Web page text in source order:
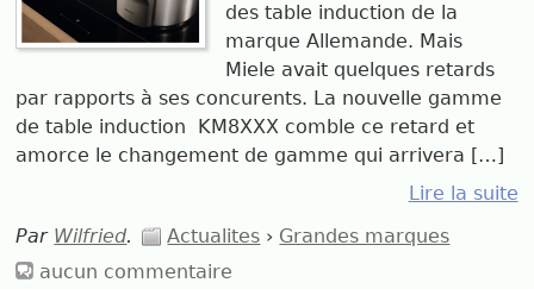
des table induction de la
marque Allemande. Mais
Miele avait quelques retards
par rapports à ses concurents. La nouvelle gamme
de table induction KM8XXX comble ce retard et
amorce le changement de gamme qui arrivera […]
Lire la suite
Par Wilfried. Actualites › Grandes marques
aucun commentaire